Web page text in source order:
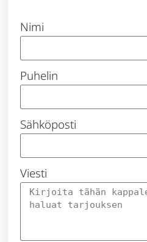
Nimi
Puhelin
Sähköposti
Viesti